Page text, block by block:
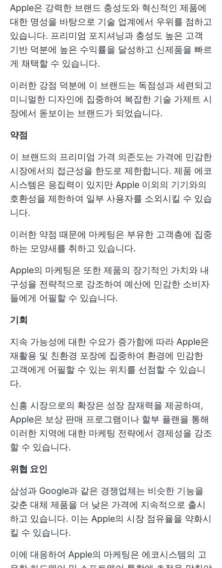
Apple은 강력한 브랜드 충성도와 혁신적인 제품에
대한 명성을 바탕으로 기술 업계에서 우위를 점하고
있습니다. 프리미엄 포지셔닝과 충성도 높은 고객
기반 덕분에 높은 수익률을 달성하고 신제품을 빠르
게 채택할 수 있습니다.
이러한 강점 덕분에 이 브랜드는 독점성과 세련되고
미니멀한 디자인에 집중하여 복잡한 기술 가제트 시
장에서 돋보이는 브랜드가 되었습니다.
약점
이 브랜드의 프리미엄 가격 의존도는 가격에 민감한
시장에서의 접근성을 한도로 제한합니다. 제품 에코
시스템은 응집력이 있지만 Apple 이외의 기기와의
호환성을 제한하여 일부 사용자를 소외시킬 수 있습
니다.
이러한 약점 때문에 마케팅은 부유한 고객층에 집중
하는 모양새를 취하고 있습니다.
Apple의 마케팅은 또한 제품의 장기적인 가치와 내
구성을 전략적으로 강조하여 예산에 민감한 소비자
들에게 어필할 수 있습니다.
기회
지속 가능성에 대한 수요가 증가함에 따라 Apple은
재활용 및 친환경 포장에 집중하여 환경에 민감한
고객에게 어필할 수 있는 위치를 선점할 수 있습니
다.
신흥 시장으로의 확장은 성장 잠재력을 제공하며,
Apple은 보상 판매 프로그램이나 할부 플랜을 통해
이러한 지역에 대한 마케팅 전략에서 경제성을 강조
할 수 있습니다.
위협 요인
삼성과 Google과 같은 경쟁업체는 비슷한 기능을
갖춘 대체 제품을 더 낮은 가격에 지속적으로 출시
하고 있습니다. 이는 Apple의 시장 점유율을 약화시
킬 수 있습니다.
이에 대응하여 Apple의 마케팅은 에코시스템의 고